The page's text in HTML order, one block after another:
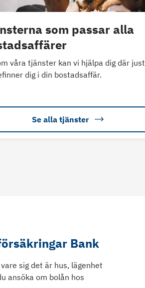
som passar alla
våra tjänster kan vi hjälpa dig där just
dig i din bostadsaffär.
Se alla tjänster
Bank
sig det är hus, lägenhet
ansöka om bolån hos